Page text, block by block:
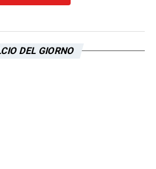
senza i calciatori
selezioni, il
DEL GIORNO